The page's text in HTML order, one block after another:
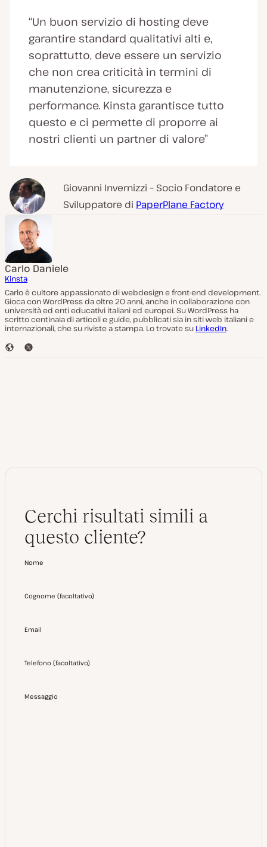
“Un buon servizio di hosting deve
garantire standard qualitativi alti e,
soprattutto, deve essere un servizio
che non crea criticità in termini di
manutenzione, sicurezza e
performance. Kinsta garantisce tutto
questo e ci permette di proporre ai
nostri clienti un partner di valore”
Giovanni Invernizzi – Socio Fondatore e
Sviluppatore di PaperPlane Factory
Carlo Daniele
Kinsta
Carlo è cultore appassionato di webdesign e front-end development.
Gioca con WordPress da oltre 20 anni, anche in collaborazione con
università ed enti educativi italiani ed europei. Su WordPress ha
scritto centinaia di articoli e guide, pubblicati sia in siti web italiani e
internazionali, che su riviste a stampa. Lo trovate su LinkedIn.
S
T
Cerchi risultati simili a
questo cliente?
Nome
Cognome (facoltativo)
Email
Telefono (facoltativo)
Messaggio